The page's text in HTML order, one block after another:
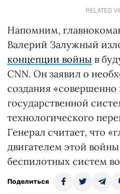
RELATED
Напомним,
Валерий Залужный
концепции войны в
CNN. Он заявил о
создания «совершенно
государственной
технологического
Генерал считает, что
двигателем этой
беспилотных систем
Поделиться